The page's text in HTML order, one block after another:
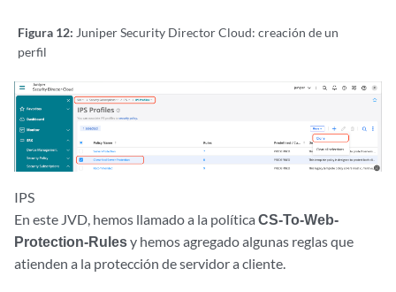
Figura 12: Juniper Security Director Cloud: creación de un
perfil
IPS
En este JVD, hemos llamado a la política CS-To-Web-
Protection-Rulesy hemos agregado algunas reglas que
atienden a la protección de servidor a cliente.